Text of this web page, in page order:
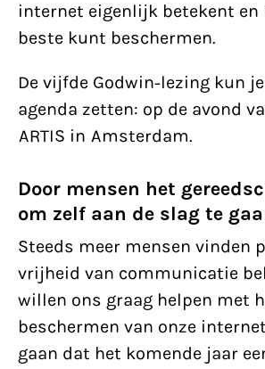
internet eigenlijk betekent en
beste kunt beschermen.
De vijfde Godwin-lezing kun
agenda zetten: op de avond
ARTIS in Amsterdam.
Door mensen het
om zelf aan de slag te
Steeds meer mensen vinden
vrijheid van communicatie
willen ons graag helpen met
beschermen van onze
gaan dat het komende jaar